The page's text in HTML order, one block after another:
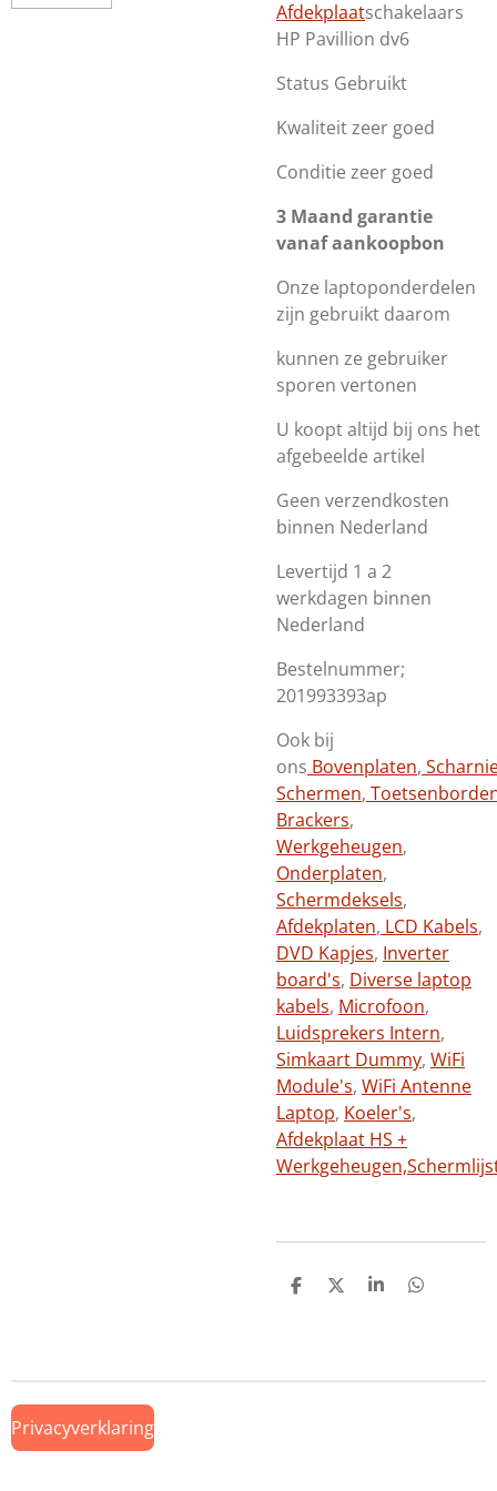
Afdekplaatschakelaars
HP Pavillion dv6
Status Gebruikt
Kwaliteit zeer goed
Conditie zeer goed
3 Maand garantie
vanaf aankoopbon
Onze laptoponderdelen
zijn gebruikt daarom
kunnen ze gebruiker
sporen vertonen
U koopt altijd bij ons het
afgebeelde artikel
Geen verzendkosten
binnen Nederland
Levertijd 1 a 2
werkdagen binnen
Nederland
Bestelnummer;
201993393ap
Ook bij
ons Bovenplaten,
Schermen,
Brackers,
Werkgeheugen,
Onderplaten,
Schermdeksels,
Afdekplaten, LCD Kabels,
DVD Kapjes, Inverter
board's, Diverse laptop
kabels, Microfoon,
Luidsprekers Intern,
Simkaart Dummy, WiFi
Module's, WiFi Antenne
Laptop, Koeler's,
Afdekplaat HS +
Werkgeheugen,
D
D
S
D
Privacyverklaring